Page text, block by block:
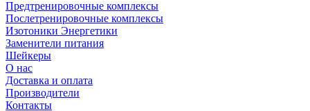
Предтренировочные комплексы
Послетренировочные комплексы
Изотоники Энергетики
Заменители питания
Шейкеры
О нас
Доставка и оплата
Производители
Контакты